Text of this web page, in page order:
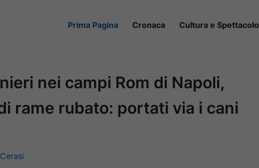
Prima Pagina Cronaca Cultura e Spettacolo
nei campi Rom di Napoli,
rame rubato: portati via i cani